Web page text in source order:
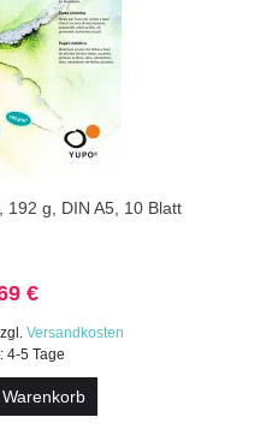
192 g, DIN A5, 10 Blatt
€
Versandkosten
4-5 Tage